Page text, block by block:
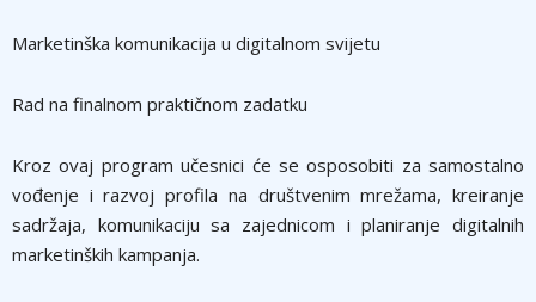
Marketinška komunikacija u digitalnom svijetu
Rad na finalnom praktičnom zadatku
Kroz ovaj program učesnici će se osposobiti za samostalno
vođenje i razvoj profila na društvenim mrežama, kreiranje
sadržaja, komunikaciju sa zajednicom i planiranje digitalnih
marketinških kampanja.